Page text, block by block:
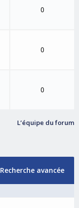
0
0
0
L’équipe du forum
Recherche avancée